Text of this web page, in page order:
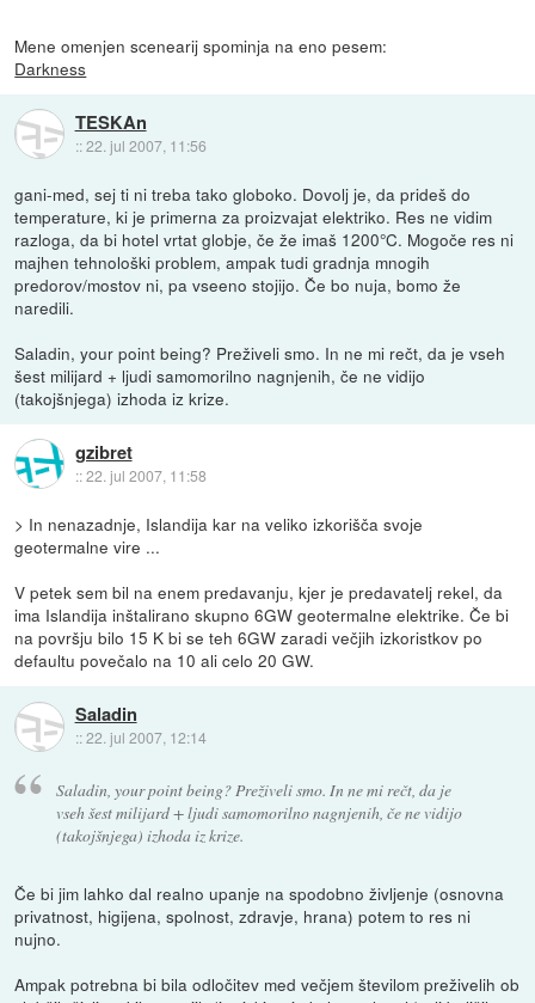
Mene omenjen scenearij spominja na eno pesem:
Darkness
TESKAn
::22. jul 2007, 11:56
gani-med, sej ti ni treba tako globoko. Dovolj je, da prideš do
temperature, ki je primerna za proizvajat elektriko. Res ne vidim
razloga, da bi hotel vrtat globje, če že imaš 1200°C. Mogoče res ni
majhen tehnološki problem, ampak tudi gradnja mnogih
predorov/mostov ni, pa vseeno stojijo. Če bo nuja, bomo že
naredili.
Saladin, your point being? Preživeli smo. In ne mi rečt, da je vseh
šest milijard + ljudi samomorilno nagnjenih, če ne vidijo
(takojšnjega) izhoda iz krize.
gzibret
::22. jul 2007, 11:58
> In nenazadnje, Islandija kar na veliko izkorišča svoje
geotermalne vire ...
V petek sem bil na enem predavanju, kjer je predavatelj rekel, da
ima Islandija inštalirano skupno 6GW geotermalne elektrike. Če bi
na površju bilo 15 K bi se teh 6GW zaradi večjih izkoristkov po
defaultu povečalo na 10 ali celo 20 GW.
Saladin
::22. jul 2007, 12:14
Saladin, your point being? Preživeli smo. In ne mi rečt, da je
vseh šest milijard + ljudi samomorilno nagnjenih, če ne vidijo
(takojšnjega) izhoda iz krize.
Če bi jim lahko dal realno upanje na spodobno življenje (osnovna
privatnost, higijena, spolnost, zdravje, hrana) potem to res ni
nujno.
Ampak potrebna bi bila odločitev med večjem številom preživelih ob